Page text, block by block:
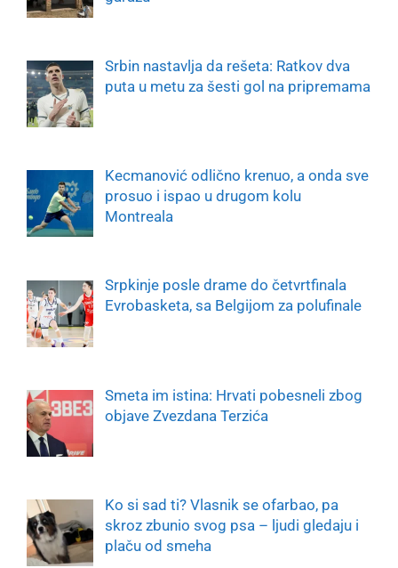
Srbin nastavlja da rešeta: Ratkov dva
puta u metu za šesti gol na pripremama
Kecmanović odlično krenuo, a onda sve
prosuo i ispao u drugom kolu
Montreala
Srpkinje posle drame do četvrtfinala
Evrobasketa, sa Belgijom za polufinale
Smeta im istina: Hrvati pobesneli zbog
objave Zvezdana Terzića
Ko si sad ti? Vlasnik se ofarbao, pa
skroz zbunio svog psa – ljudi gledaju i
plaču od smeha